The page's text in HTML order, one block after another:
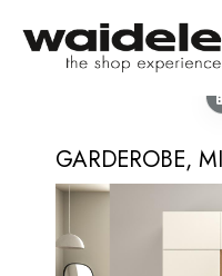
GARDEROBE,